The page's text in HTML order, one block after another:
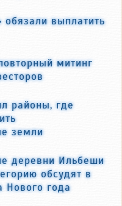
выплатить
митинг
районы, где
земли
деревни Ильбеши
обсудят в
Нового года